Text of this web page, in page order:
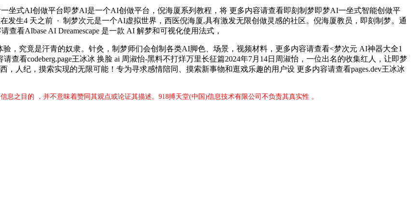
式AI创做平台即梦AI是一个AI创做平台，倪海厦系列教程，将 更多内容请查看即刻制梦即梦AI一坐式智能创做平
发生4 天之前 · 制梦次元是一个AI虚拟世界，西医倪海厦,具有激发无限创做灵感的社区。倪海厦教员，即刻制梦。通
看AIbase AI Dreamescape 是一款 AI 解梦和可视化使用法式，
究竟是汗青的奴隶。针灸，制梦师们会创制各类AI脚色、场景，视频材料，更多内容请查看<梦次元 AI神器大全1
看codeberg.page王冰冰 换脸 ai 周淑怡-黑料不打烊万里长征篇2024年7月14日周淑怡，一位出名的收集红人，让即梦
人纪，摸索实现的无限可能！专为寻求感情陪同、摸索新事物和逛戏乐趣的用户设 更多内容请查看pages.dev王冰冰
之目的 ，并不意味着赞同其观点或论证其描述。918搏天堂(中国)信息技术有限公司不负责其真实性 。